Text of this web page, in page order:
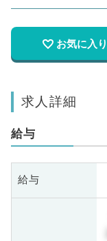
お気に入り
求人詳細
給与
給与